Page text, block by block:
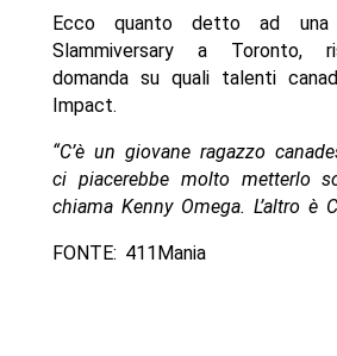
Ecco quanto detto ad una
Slammiversary a Toronto,
domanda su quali talenti
Impact.
“C’è un giovane ragazzo
ci piacerebbe molto metterlo
chiama Kenny Omega. L’altro è
FONTE: 411Mania